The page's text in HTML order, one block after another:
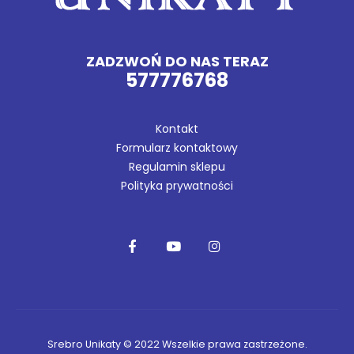
ZADZWOŃ DO NAS TERAZ
577776768
Kontakt
Formularz kontaktowy
Regulamin sklepu
Polityka prywatności
Srebro Unikaty © 2022 Wszelkie prawa zastrzeżone.